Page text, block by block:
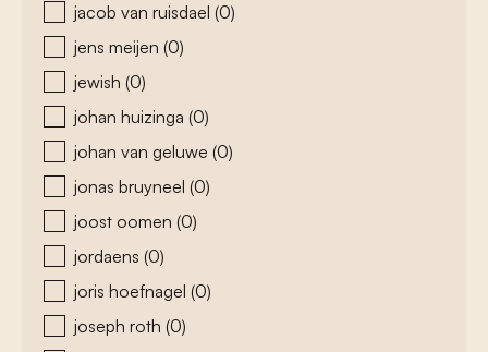
jacob van ruisdael (0)
jens meijen (0)
jewish (0)
johan huizinga (0)
johan van geluwe (0)
jonas bruyneel (0)
joost oomen (0)
jordaens (0)
joris hoefnagel (0)
joseph roth (0)